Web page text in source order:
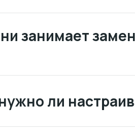
занимает
ли